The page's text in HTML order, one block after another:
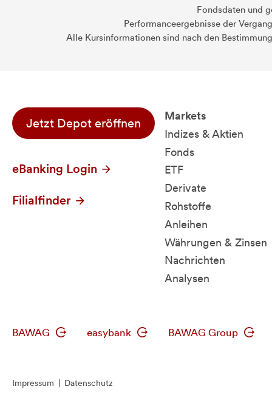
Fondsdaten und
Performanceergebnisse der
Alle Kursinformationen sind nach den
Jetzt Depot eröffnen
eBanking Login
Filialfinder
Markets
Indizes & Aktien
Fonds
ETF
Derivate
Rohstoffe
Anleihen
Währungen & Zinsen
Nachrichten
Analysen
BAWAG easybank BAWAG Group
Impressum Datenschutz